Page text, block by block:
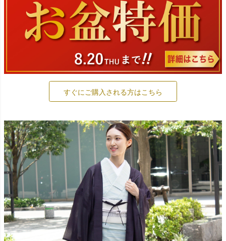
すぐにご購入される方はこちら